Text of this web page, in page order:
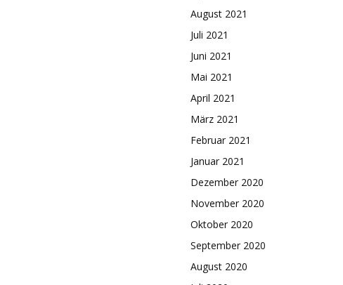
August 2021
Juli 2021
Juni 2021
Mai 2021
April 2021
März 2021
Februar 2021
Januar 2021
Dezember 2020
November 2020
Oktober 2020
September 2020
August 2020